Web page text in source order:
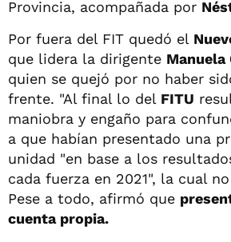
Provincia, acompañada por
Por fuera del FIT quedó el
que lidera la dirigente Manuela
quien se quejó por no haber
frente. "Al final lo del FITU
maniobra y engaño para
a que habían presentado una
unidad "en base a los
cada fuerza en 2021", la cual
Pese a todo, afirmó que
cuenta propia.